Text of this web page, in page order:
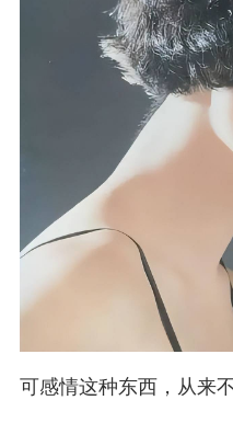
可感情这种东西，从来